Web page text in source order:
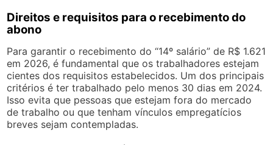
Direitos e requisitos para o recebimento do
abono
Para garantir o recebimento do “14º salário” de R$ 1.621
em 2026, é fundamental que os trabalhadores estejam
cientes dos requisitos estabelecidos. Um dos principais
critérios é ter trabalhado pelo menos 30 dias em 2024.
Isso evita que pessoas que estejam fora do mercado
de trabalho ou que tenham vínculos empregatícios
breves sejam contempladas.